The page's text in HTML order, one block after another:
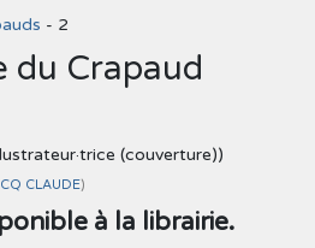
- 2
du Crapaud
(couverture))
CLAUDE)
à la librairie.